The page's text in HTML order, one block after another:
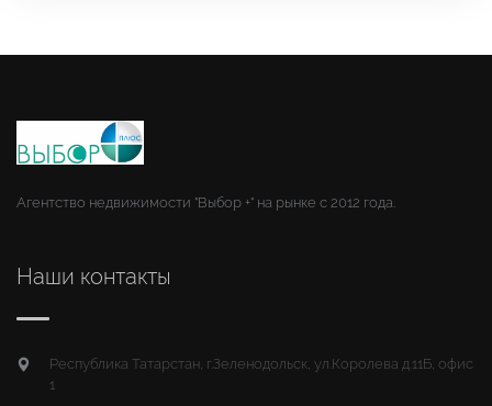
Агентство недвижимости "Выбор +" на рынке с 2012 года.
Наши контакты
Республика Татарстан, г.Зеленодольск, ул.Королева д.11Б, офис
1